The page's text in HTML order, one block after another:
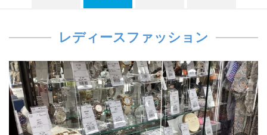
レディースファッション